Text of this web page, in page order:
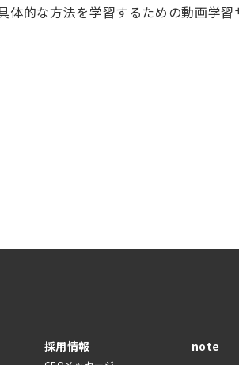
的な方法を学習するための動画学習
採用情報 note